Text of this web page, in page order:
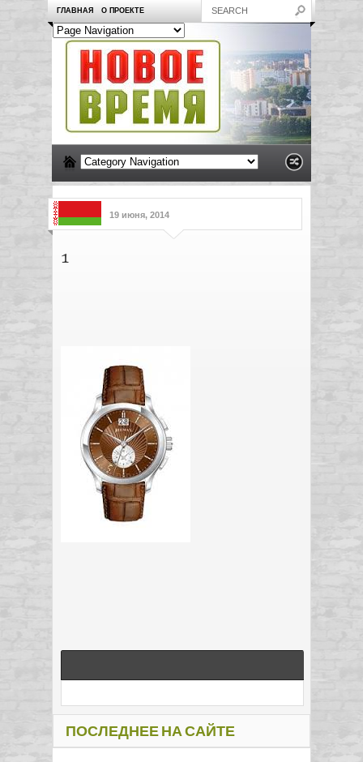
ГЛАВНАЯ О ПРОЕКТЕ
19 июня, 2014
1
ПОСЛЕДНЕЕ НА САЙТЕ